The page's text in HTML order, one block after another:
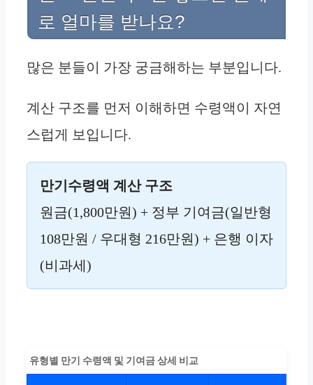
로 얼마를 받나요?
많은 분들이 가장 궁금해하는 부분입니다.
계산 구조를 먼저 이해하면 수령액이 자연
스럽게 보입니다.
만기수령액 계산 구조
원금(1,800만원) + 정부 기여금(일반형
108만원 / 우대형 216만원) + 은행 이자
(비과세)
유형별 만기 수령액 및 기여금 상세 비교